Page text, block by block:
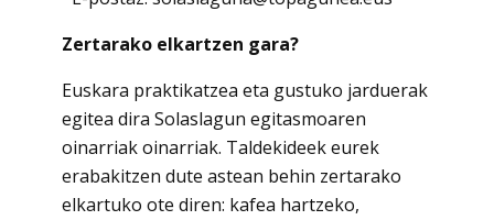
Zertarako elkartzen gara?
Euskara praktikatzea eta gustuko jarduerak
egitea dira Solaslagun egitasmoaren
oinarriak oinarriak. Taldekideek eurek
erabakitzen dute astean behin zertarako
elkartuko ote diren: kafea hartzeko,